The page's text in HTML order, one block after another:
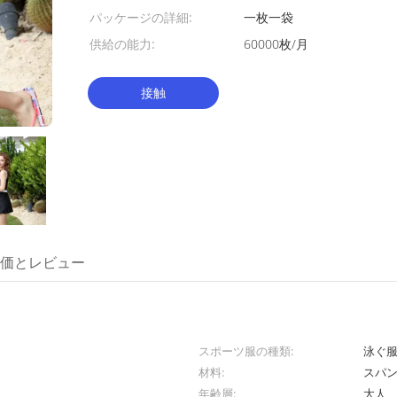
パッケージの詳細:
一枚一袋
供給の能力:
60000枚/月
接触
とレビュー
スポーツ服の種類:
泳ぐ
材料:
スパ
年齢層:
大人